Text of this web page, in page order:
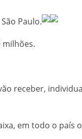
Paulo.
milhões.
receber,
em todo o país